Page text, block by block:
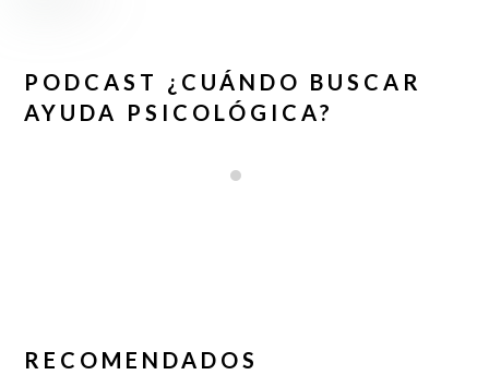
PODCAST ¿CUÁNDO BUSCAR
AYUDA PSICOLÓGICA?
RECOMENDADOS